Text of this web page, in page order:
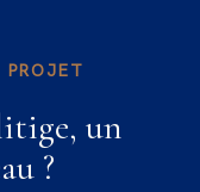
PROJET
un
?